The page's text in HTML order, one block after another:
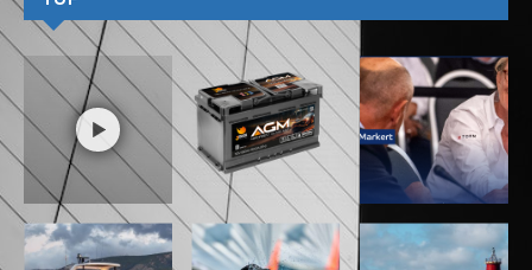
PREVIOUS POST
Zeelander 8 – flagowiec w
określonym stylu
NEXT POST